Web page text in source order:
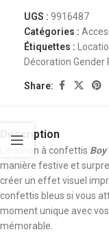
UGS : 9916487
Catégories :
Étiquettes :
Décoration Gender
Share:
Description
Le canon à confettis Boy
manière festive et
créer un effet visuel
confettis bleus si vous
moment unique avec
mémorable.